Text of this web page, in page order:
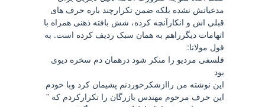
مدعیاتش نشده بلکه ضمن تکرارچند باره حرف های
قبلی اش و انکارآنچه کرده، شش بافته ذهنی همراه با
اتهامات دیگرراهم به همان سبک ردیف کرده است. به
قول مولانا:
فلسفی مردیو را منکر شود درهمان دم سخره دیوی
بود
این نوشته من راازشکرخوردنم پشیمان کرد وبا خودم
این حرف مرحوم مهندس بازرگان را تکرارکردم که ”